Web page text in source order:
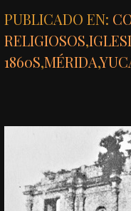
PUBLICADO EN:
RELIGIOSOS,
1860S,MÉRIDA,